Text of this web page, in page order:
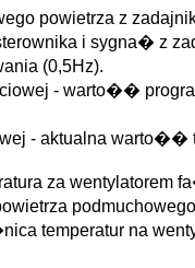
powietrza z
i sygna� z
(0,5Hz).
- warto��
- aktualna warto��
za wentylatorem
temperatur na